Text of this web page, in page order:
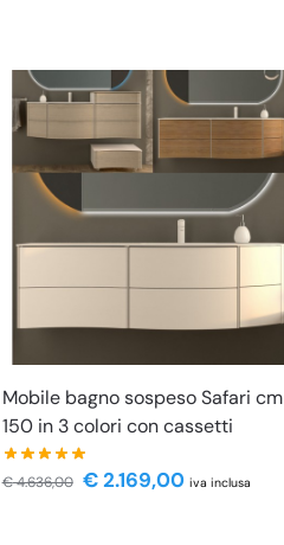
Mobile bagno sospeso Safari cm
150 in 3 colori con cassetti
€4.636,00 €2.169,00 iva inclusa